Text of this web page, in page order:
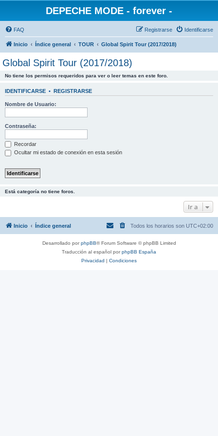
DEPECHE MODE - forever -
FAQ Identificarse
Registrarse
Inicio Índice general TOUR Global Spirit Tour (2017/2018)
Global Spirit Tour (2017/2018)
No tiene los permisos requeridos para ver o leer temas en este foro.
IDENTIFICARSE • REGISTRARSE
Nombre de Usuario:
Contraseña:
Recordar
Ocultar mi estado de conexión en esta sesión
Está categoría no tiene foros.
Ir a
Inicio Índice general Todos los horarios son UTC+02:00
Desarrollado porphpBB® Forum Software © phpBB Limited
Traducción al español porphpBB España
Privacidad | Condiciones